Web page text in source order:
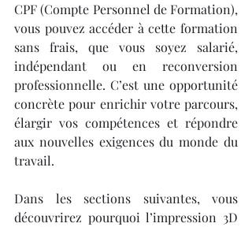
CPF (Compte Personnel de Formation),
vous pouvez accéder à cette formation
sans frais, que vous soyez salarié,
indépendant ou en reconversion
professionnelle. C’est une opportunité
concrète pour enrichir votre parcours,
élargir vos compétences et répondre
aux nouvelles exigences du monde du
travail.
Dans les sections suivantes, vous
découvrirez pourquoi l’impression 3D